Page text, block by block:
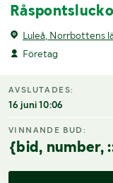
Luleå, Norrbottens
Företag
AVSLUTADES:
16 juni 10:06
VINNANDE BUD:
{bid,